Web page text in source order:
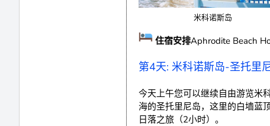
米科诺斯岛
住宿安排Aphrodite Beach
第4天: 米科诺斯岛-圣托里
今天上午您可以继续自由游览米
海的圣托里尼岛，这里的白墙蓝
日落之旅（2小时）。